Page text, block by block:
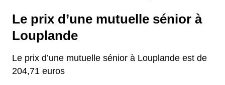
Le prix d’une mutuelle sénior à
Louplande
Le prix d’une mutuelle sénior à Louplande est de
204,71 euros